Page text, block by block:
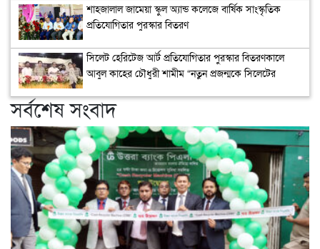
শাহজালাল জামেয়া স্কুল অ্যান্ড কলেজে বার্ষিক সাংস্কৃতিক
প্রতিযোগিতার পুরস্কার বিতরণ
সিলেট হেরিটেজ আর্ট প্রতিযোগিতার পুরস্কার বিতরণকালে
আবুল কাহের চৌধুরী শামীম “নতুন প্রজন্মকে সিলেটের
সর্বশেষ সংবাদ